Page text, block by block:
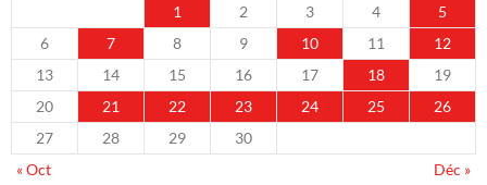
1
2 3 4
5
6
7 8 9 10 11
12
13
14 15 16 17 18
19
20
21 22 23 24 25
26
27
28 29
30
« Oct
Déc »